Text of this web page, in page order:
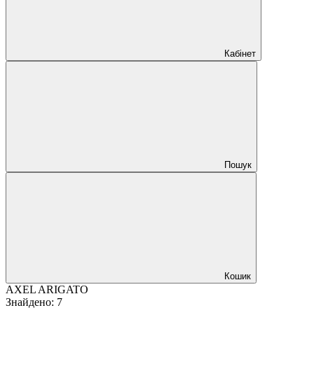
Кабінет
Пошук
Кошик
AXEL ARIGATO
Знайдено: 7